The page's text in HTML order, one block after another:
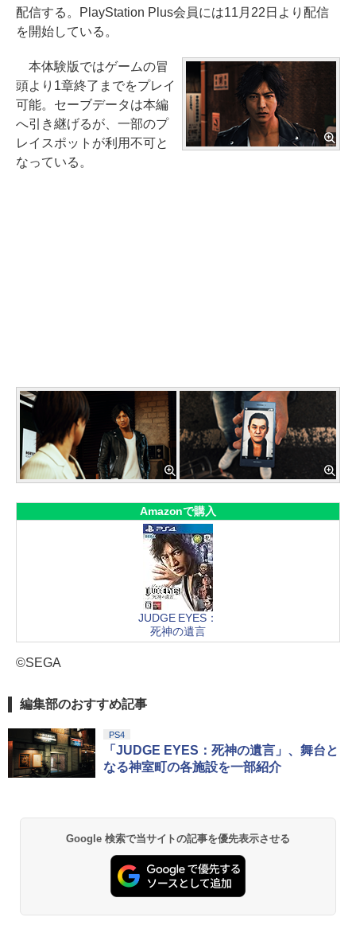
配信する。PlayStation Plus会員には11月22日より配信
を開始している。
本体験版ではゲームの冒
頭より1章終了までをプレイ
可能。セーブデータは本編
へ引き継げるが、一部のプ
レイスポットが利用不可と
なっている。
Amazonで購入
JUDGE EYES：
死神の遺言
©SEGA
編集部のおすすめ記事
PS4
「JUDGE EYES：死神の遺言」、舞台と
なる神室町の各施設を一部紹介
Google 検索で当サイトの記事を優先表示させる